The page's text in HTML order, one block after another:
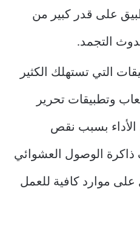
على قدر كبير من
التجمد.
التي تستهلك الكثير
وتطبيقات تحرير
بسبب نقص
الوصول العشوائي
موارد كافية للعمل